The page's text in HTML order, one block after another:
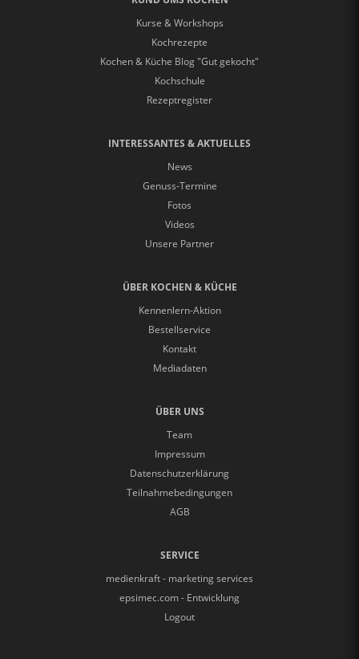
Kurse & Workshops
Kochrezepte
Kochen & Küche Blog "Gut gekocht"
Kochschule
Rezeptregister
INTERESSANTES & AKTUELLES
News
Genuss-Termine
Fotos
Videos
Unsere Partner
ÜBER KOCHEN & KÜCHE
Kennenlern-Aktion
Bestellservice
Kontakt
Mediadaten
ÜBER UNS
Team
Impressum
Datenschutzerklärung
Teilnahmebedingungen
AGB
SERVICE
medienkraft - marketing services
epsimec.com - Entwicklung
Logout